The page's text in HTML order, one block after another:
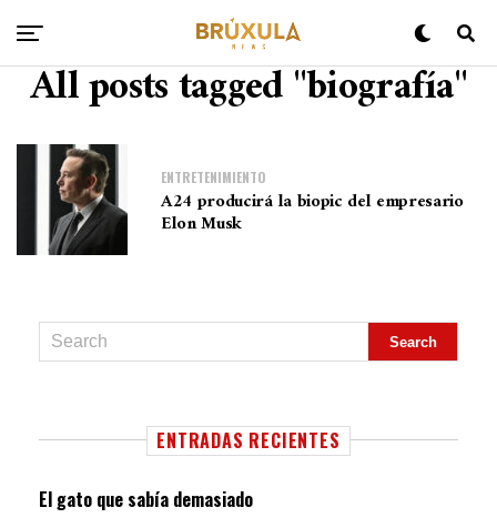
All posts tagged "biografía"
ENTRETENIMIENTO
A24 producirá la biopic del empresario
Elon Musk
ENTRADAS RECIENTES
El gato que sabía demasiado